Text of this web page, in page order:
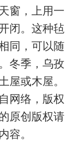
窗，上用一
闭。这种毡
同，可以随
冬季，乌孜
屋或木屋。
网络，版权
原创版权请
容。